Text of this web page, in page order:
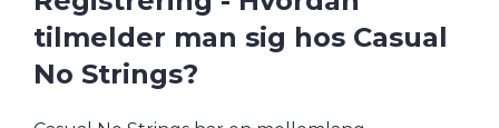
tilmelder man sig hos Casual
No Strings?